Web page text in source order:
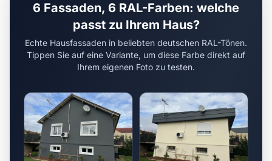
6 Fassaden, 6 RAL-Farben: welche
passt zu Ihrem Haus?
Echte Hausfassaden in beliebten deutschen RAL-Tönen.
Tippen Sie auf eine Variante, um diese Farbe direkt auf
Ihrem eigenen Foto zu testen.